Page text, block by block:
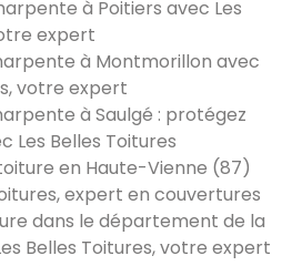
à Poitiers avec Les
expert
à Montmorillon avec
votre expert
à Saulgé : protégez
Les Belles Toitures
en Haute-Vienne (87)
expert en couvertures
dans le département de la
Belles Toitures, votre expert